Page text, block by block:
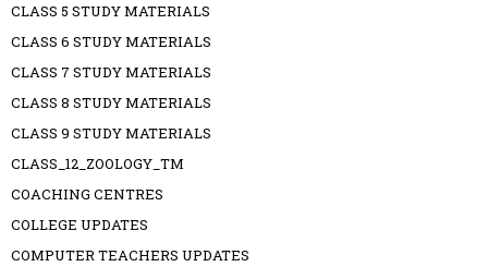
CLASS 5 STUDY MATERIALS
CLASS 6 STUDY MATERIALS
CLASS 7 STUDY MATERIALS
CLASS 8 STUDY MATERIALS
CLASS 9 STUDY MATERIALS
CLASS_12_ZOOLOGY_TM
COACHING CENTRES
COLLEGE UPDATES
COMPUTER TEACHERS UPDATES